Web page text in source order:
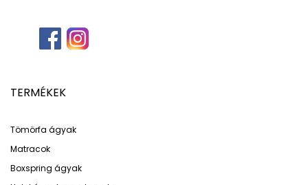
TERMÉKEK
Tömörfa ágyak
Matracok
Boxspring ágyak